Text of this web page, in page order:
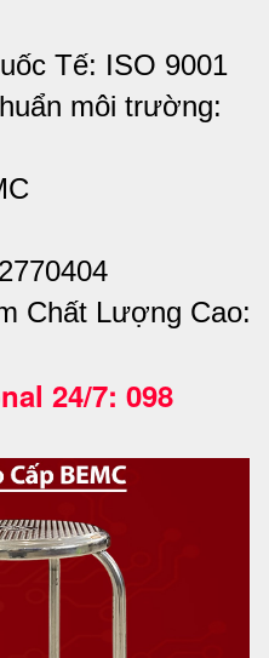
Tế: ISO 9001
môi trường:
Chất Lượng Cao:
24/7: 098